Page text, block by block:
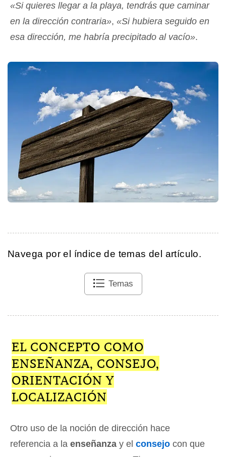
«Si quieres llegar a la playa, tendrás que caminar
en la dirección contraria», «Si hubiera seguido en
esa dirección, me habría precipitado al vacío».
Navega por el índice de temas del artículo.
Temas
EL CONCEPTO COMO
ENSEÑANZA, CONSEJO,
ORIENTACIÓN Y
LOCALIZACIÓN
Otro uso de la noción de dirección hace
referencia a la enseñanza y el consejo con que